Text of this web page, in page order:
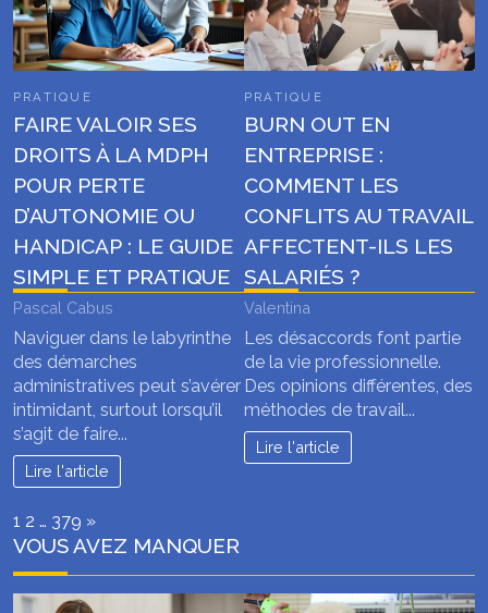
PRATIQUE
FAIRE VALOIR SES
DROITS À LA MDPH
POUR PERTE
D’AUTONOMIE OU
HANDICAP : LE GUIDE
SIMPLE ET PRATIQUE
Pascal Cabus
Naviguer dans le labyrinthe
des démarches
administratives peut s’avérer
intimidant, surtout lorsqu’il
s’agit de faire...
Lire l'article
PRATIQUE
BURN OUT EN
ENTREPRISE :
COMMENT LES
CONFLITS AU TRAVAIL
AFFECTENT-ILS LES
SALARIÉS ?
Valentina
Les désaccords font partie
de la vie professionnelle.
Des opinions différentes, des
méthodes de travail...
Lire l'article
Page:
1 2 … 379 Next
»
VOUS AVEZ MANQUER